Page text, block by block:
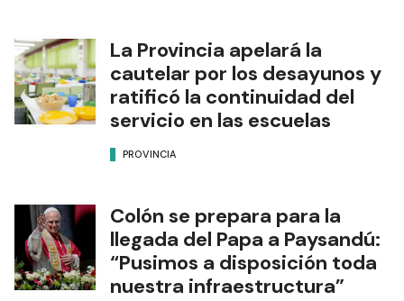
La Provincia apelará la
cautelar por los desayunos y
ratificó la continuidad del
servicio en las escuelas
PROVINCIA
Colón se prepara para la
llegada del Papa a Paysandú:
“Pusimos a disposición toda
nuestra infraestructura”